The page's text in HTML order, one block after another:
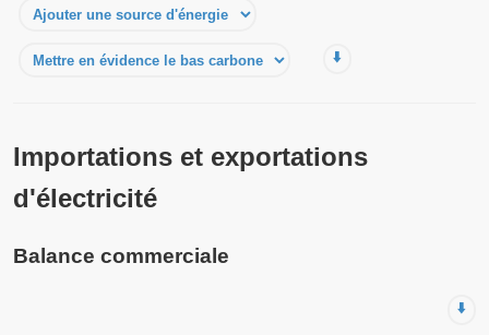
⬇️
Importations et exportations
d'électricité
Balance commerciale
⬇️